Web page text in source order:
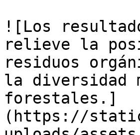
![Los
relieve la
residuos
la diversidad
forestales.]
(https://